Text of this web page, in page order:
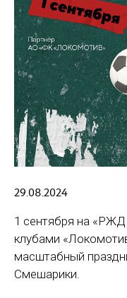
29.08.2024
1 сентября на
клубами
масштабный
Смешарики.